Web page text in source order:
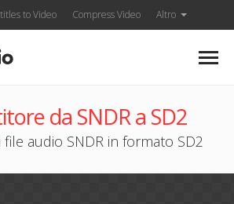
to Video Compress Video Altro
da SNDR a SD2
audio SNDR in formato SD2